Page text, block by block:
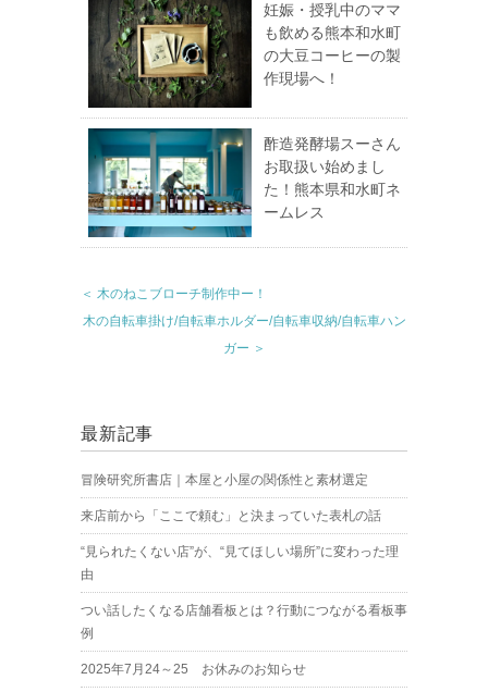
妊娠・授乳中のママ
も飲める熊本和水町
の大豆コーヒーの製
作現場へ！
酢造発酵場スーさん
お取扱い始めまし
た！熊本県和水町ネ
ームレス
＜ 木のねこブローチ制作中ー！
木の自転車掛け/自転車ホルダー/自転車収納/自転車ハン
ガー ＞
最新記事
冒険研究所書店｜本屋と小屋の関係性と素材選定
来店前から「ここで頼む」と決まっていた表札の話
“見られたくない店”が、“見てほしい場所”に変わった理
由
つい話したくなる店舗看板とは？行動につながる看板事
例
2025年7月24～25 お休みのお知らせ